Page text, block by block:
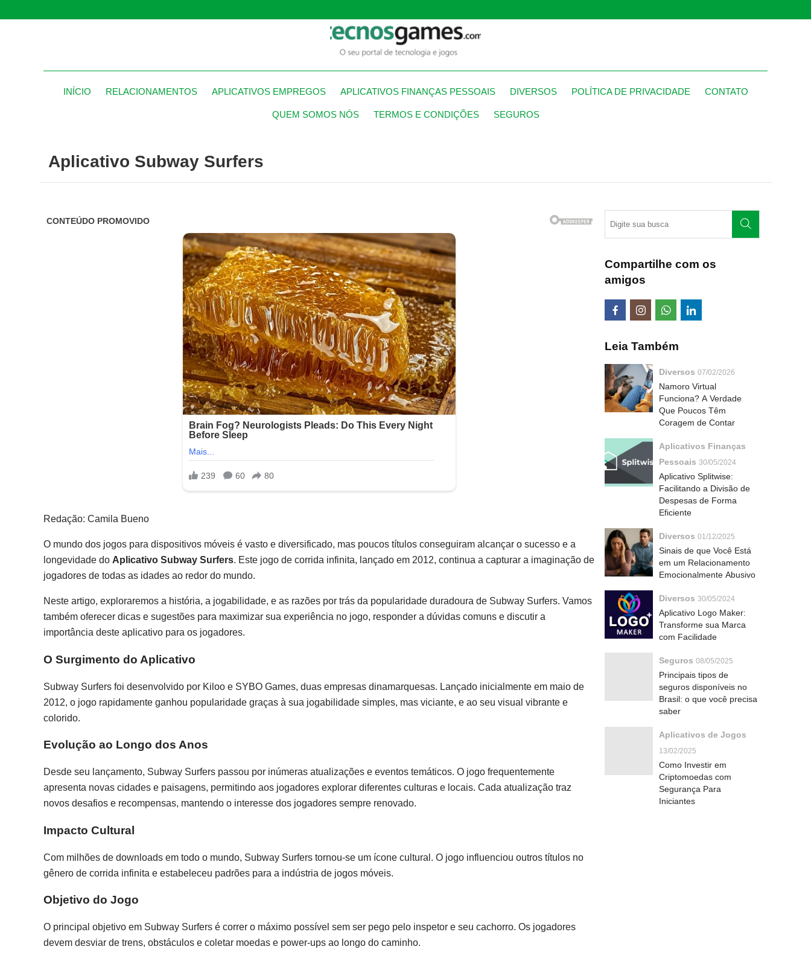
INÍCIO RELACIONAMENTOS APLICATIVOS EMPREGOS APLICATIVOS FINANÇAS PESSOAIS DIVERSOS POLÍTICA DE PRIVACIDADE CONTATO
QUEM SOMOS NÓS TERMOS E CONDIÇÕES SEGUROS
Aplicativo Subway Surfers
Redação: Camila Bueno
O mundo dos jogos para dispositivos móveis é vasto e diversificado, mas poucos títulos conseguiram alcançar o sucesso e a
longevidade do Aplicativo Subway Surfers. Este jogo de corrida infinita, lançado em 2012, continua a capturar a imaginação de
jogadores de todas as idades ao redor do mundo.
Neste artigo, exploraremos a história, a jogabilidade, e as razões por trás da popularidade duradoura de Subway Surfers. Vamos
também oferecer dicas e sugestões para maximizar sua experiência no jogo, responder a dúvidas comuns e discutir a
importância deste aplicativo para os jogadores.
O Surgimento do Aplicativo
Subway Surfers foi desenvolvido por Kiloo e SYBO Games, duas empresas dinamarquesas. Lançado inicialmente em maio de
2012, o jogo rapidamente ganhou popularidade graças à sua jogabilidade simples, mas viciante, e ao seu visual vibrante e
colorido.
Evolução ao Longo dos Anos
Desde seu lançamento, Subway Surfers passou por inúmeras atualizações e eventos temáticos. O jogo frequentemente
apresenta novas cidades e paisagens, permitindo aos jogadores explorar diferentes culturas e locais. Cada atualização traz
novos desafios e recompensas, mantendo o interesse dos jogadores sempre renovado.
Impacto Cultural
Com milhões de downloads em todo o mundo, Subway Surfers tornou-se um ícone cultural. O jogo influenciou outros títulos no
gênero de corrida infinita e estabeleceu padrões para a indústria de jogos móveis.
Objetivo do Jogo
O principal objetivo em Subway Surfers é correr o máximo possível sem ser pego pelo inspetor e seu cachorro. Os jogadores
devem desviar de trens, obstáculos e coletar moedas e power-ups ao longo do caminho.
Compartilhe com os
amigos
Leia Também
Diversos 07/02/2026
Namoro Virtual
Funciona? A Verdade
Que Poucos Têm
Coragem de Contar
Aplicativos Finanças
Pessoais 30/05/2024
Aplicativo Splitwise:
Facilitando a Divisão de
Despesas de Forma
Eficiente
Diversos 01/12/2025
Sinais de que Você Está
em um Relacionamento
Emocionalmente Abusivo
Diversos 30/05/2024
Aplicativo Logo Maker:
Transforme sua Marca
com Facilidade
Seguros 08/05/2025
Principais tipos de
seguros disponíveis no
Brasil: o que você precisa
saber
Aplicativos de Jogos
13/02/2025
Como Investir em
Criptomoedas com
Segurança Para
Iniciantes